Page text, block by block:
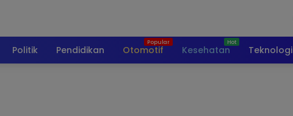
Politik Pendidikan Otomotif Kesehatan Teknologi